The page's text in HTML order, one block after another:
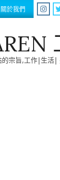
關於我們
的宗旨,工作|生活